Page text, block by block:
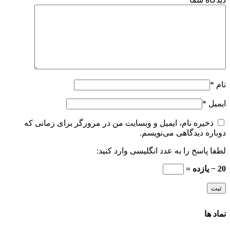
نام *
ایمیل *
ذخیره نام، ایمیل و وبسایت من در مرورگر برای زمانی که
دوباره دیدگاهی می‌نویسم.
لطفا پاسخ را به عدد انگلیسی وارد کنید:
20 − یازده =
نماد ها